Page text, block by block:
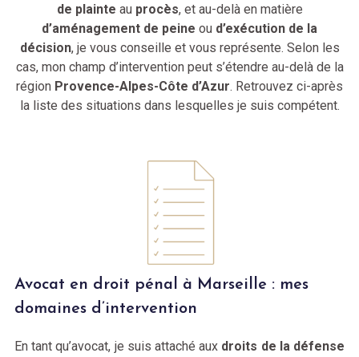
de plainte au procès, et au-delà en matière
d’aménagement de peine ou d’exécution de la
décision, je vous conseille et vous représente. Selon les
cas, mon champ d’intervention peut s’étendre au-delà de la
région Provence-Alpes-Côte d’Azur. Retrouvez ci-après
la liste des situations dans lesquelles je suis compétent.
Avocat en droit pénal à Marseille : mes
domaines d’intervention
En tant qu’avocat, je suis attaché aux droits de la défense